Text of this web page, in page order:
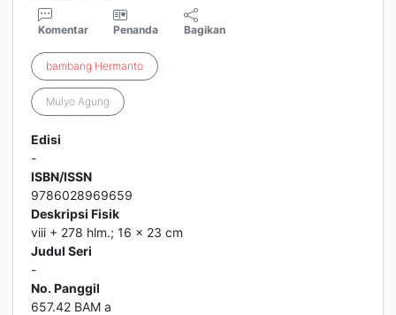
Komentar Penanda Bagikan
bambang Hermanto
Mulyo Agung
Edisi
-
ISBN/ISSN
9786028969659
Deskripsi Fisik
viii + 278 hlm.; 16 x 23 cm
Judul Seri
-
No. Panggil
657.42 BAM a